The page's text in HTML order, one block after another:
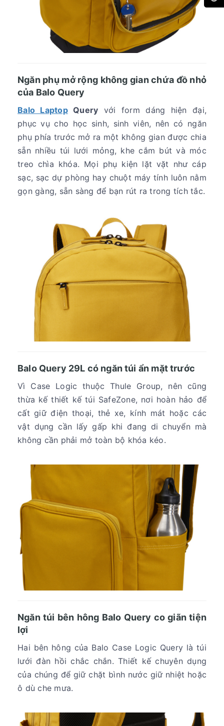
Ngăn phụ mở rộng không gian chứa đồ nhỏ
của Balo Query
Balo LaptopQuery với form dáng hiện đại,
phục vụ cho học sinh, sinh viên, nên có ngăn
phụ phía trước mở ra một không gian được chia
sẵn nhiều túi lưới mỏng, khe cắm bút và móc
treo chìa khóa. Mọi phụ kiện lặt vặt như cáp
sạc, sạc dự phòng hay chuột máy tính luôn nằm
gọn gàng, sẵn sàng để bạn rút ra trong tích tắc.
Balo Query 29L có ngăn túi ẩn mặt trước
Vì Case Logic thuộc Thule Group, nên cũng
thừa kế thiết kế túi SafeZone, nơi hoàn hảo để
cất giữ điện thoại, thẻ xe, kính mát hoặc các
vật dụng cần lấy gấp khi đang di chuyển mà
không cần phải mở toàn bộ khóa kéo.
Ngăn túi bên hông Balo Query co giãn tiện
lợi
Hai bên hông của Balo Case Logic Query là túi
lưới đàn hồi chắc chắn. Thiết kế chuyên dụng
của chúng để giữ chặt bình nước giữ nhiệt hoặc
ô dù che mưa.